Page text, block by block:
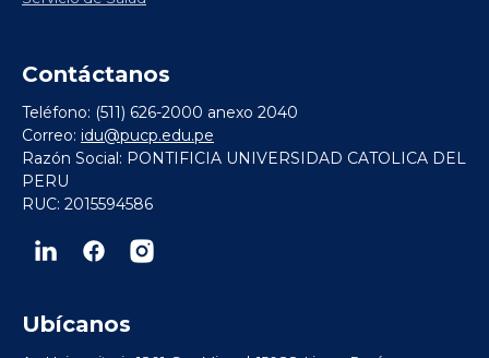
Contáctanos
Teléfono: (511) 626-2000 anexo 2040
Correo: idu@pucp.edu.pe
Razón Social: PONTIFICIA UNIVERSIDAD CATOLICA DEL
PERU
RUC: 2015594586
Ubícanos